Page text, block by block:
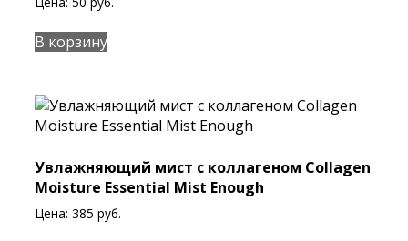
В корзину
Увлажняющий мист с коллагеном Collagen
Moisture Essential Mist Enough
Цена: 385 руб.